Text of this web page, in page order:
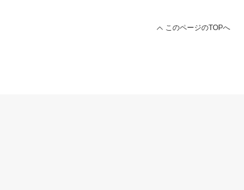
このページのTOPへ